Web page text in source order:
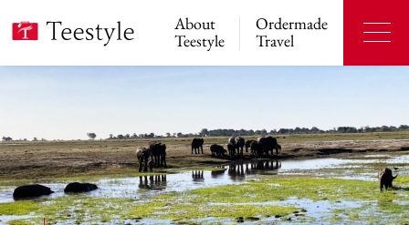
About
Teestyle
Ordermade
Travel